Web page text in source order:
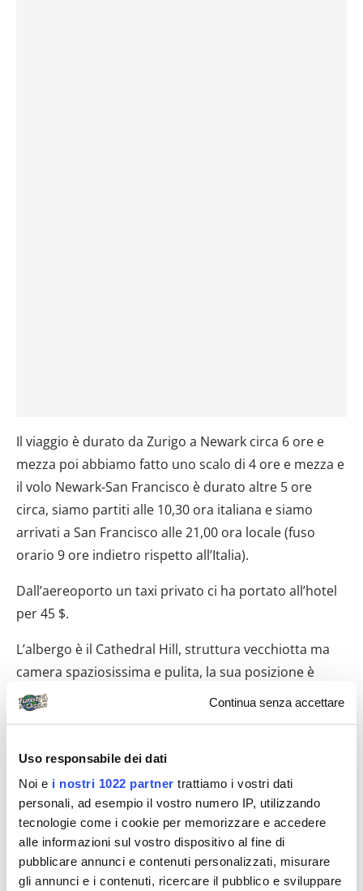
Continua senza accettare
Uso responsabile dei dati
Noi e i nostri 1022 partner trattiamo i vostri dati
personali, ad esempio il vostro numero IP, utilizzando
tecnologie come i cookie per memorizzare e accedere
alle informazioni sul vostro dispositivo al fine di
pubblicare annunci e contenuti personalizzati, misurare
gli annunci e i contenuti, ricercare il pubblico e sviluppare
Il viaggio è durato da Zurigo a Newark circa 6 ore e
mezza poi abbiamo fatto uno scalo di 4 ore e mezza e
il volo Newark-San Francisco è durato altre 5 ore
circa, siamo partiti alle 10,30 ora italiana e siamo
arrivati a San Francisco alle 21,00 ora locale (fuso
orario 9 ore indietro rispetto all’Italia).
Dall’aereoporto un taxi privato ci ha portato all’hotel
per 45 $.
L’albergo è il Cathedral Hill, struttura vecchiotta ma
camera spaziosissima e pulita, la sua posizione è
ottima (2 notti 130,00 euro) 06/08 2° giorno – San
Francisco Questa mattina sveglia di buon ora grazie al
bevi latte, caffè, cappuccino o cioccolata in quei
bicchiei con il coperchio che si vedono in tutti i film
americani, mio marito si è lanciato in un succo di
mela caldo con panna e caramello eccezionale. La
temperatra è primaverile e stupenda, ci avevano
detto di portarci addirittura una giacca a vento, noi